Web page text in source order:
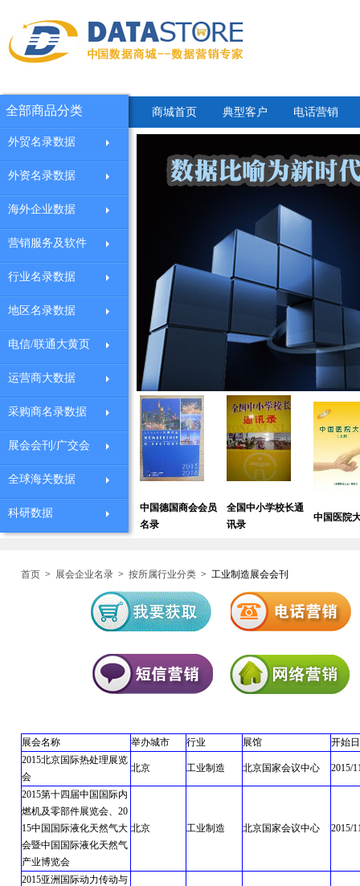
商城首页 典型客户 电话营销
中国珠宝采购企业
中国德国商会会员
全国中小学校长通
中国医院大全
全部商品分类
外贸名录数据
外资名录数据
海外企业数据
营销服务及软件
行业名录数据
地区名录数据
电信/联通大黄页
运营商大数据
采购商名录数据
展会会刊/广交会
全球海关数据
科研数据
首页 > 展会企业名录 > 按所属行业分类 > 工业制造展会会刊
展会名称 举办城市 行业 展馆
开始
2015北京国际热处理展览
会
北京 工业制造 北京国家会议中心 2015/
2015第十四届中国国际内
燃机及零部件展览会、20
15中国国际液化天然气大
会暨中国国际液化天然气
产业博览会
北京 工业制造 北京国家会议中心 2015/
2015亚洲国际动力传动与